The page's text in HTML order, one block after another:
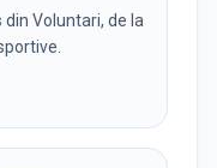
Voluntari, de la